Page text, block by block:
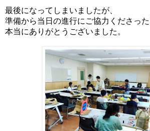
最後になってしまいましたが、
準備から当日の進行にご協力くださった
本当にありがとうございました。